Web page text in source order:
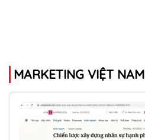
MARKETING VIỆT NAM